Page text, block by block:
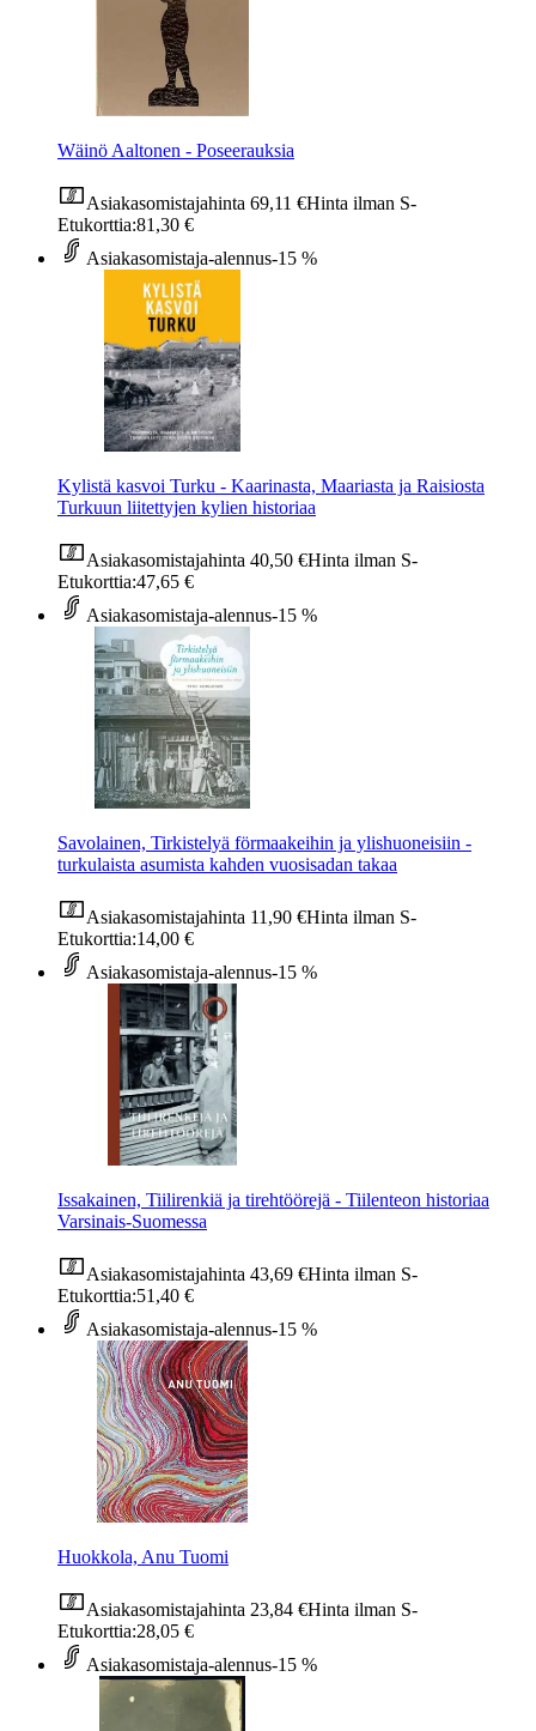
Wäinö Aaltonen - Poseerauksia
Asiakasomistajahinta 69,11 €Hinta ilman S-
Etukorttia:81,30 €
Asiakasomistaja-alennus-15 %
Kylistä kasvoi Turku - Kaarinasta, Maariasta ja Raisiosta
Turkuun liitettyjen kylien historiaa
Asiakasomistajahinta 40,50 €Hinta ilman S-
Etukorttia:47,65 €
Asiakasomistaja-alennus-15 %
Savolainen, Tirkistelyä förmaakeihin ja ylishuoneisiin -
turkulaista asumista kahden vuosisadan takaa
Asiakasomistajahinta 11,90 €Hinta ilman S-
Etukorttia:14,00 €
Asiakasomistaja-alennus-15 %
Issakainen, Tiilirenkiä ja tirehtöörejä - Tiilenteon historiaa
Varsinais-Suomessa
Asiakasomistajahinta 43,69 €Hinta ilman S-
Etukorttia:51,40 €
Asiakasomistaja-alennus-15 %
Huokkola, Anu Tuomi
Asiakasomistajahinta 23,84 €Hinta ilman S-
Etukorttia:28,05 €
Asiakasomistaja-alennus-15 %